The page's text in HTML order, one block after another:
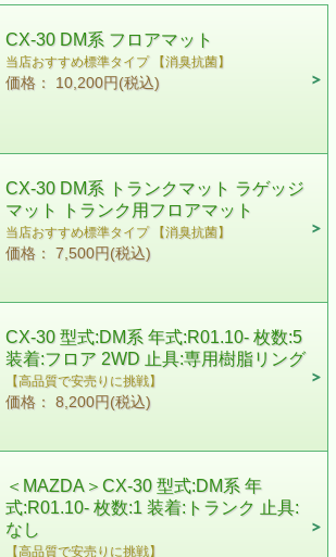
CX-30 DM系 フロアマット
当店おすすめ標準タイプ 【消臭抗菌】
価格： 10,200円(税込)
CX-30 DM系 トランクマット ラゲッジ
マット トランク用フロアマット
当店おすすめ標準タイプ 【消臭抗菌】
価格： 7,500円(税込)
CX-30 型式:DM系 年式:R01.10- 枚数:5
装着:フロア 2WD 止具:専用樹脂リング
【高品質で安売りに挑戦】
価格： 8,200円(税込)
＜MAZDA＞CX-30 型式:DM系 年
式:R01.10- 枚数:1 装着:トランク 止具:
なし
【高品質で安売りに挑戦】